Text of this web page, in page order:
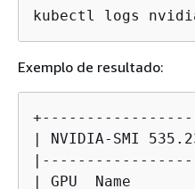
kubectl logs
Exemplo de resultado:
| NVIDIA-SMI
| GPU  Name